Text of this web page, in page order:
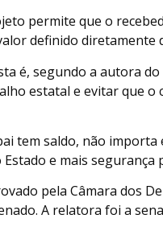
permite que o
definido diretamente
é, segundo a autora
estatal e evitar que
tem saldo, não
e mais segurança
pela Câmara dos
A relatora foi a